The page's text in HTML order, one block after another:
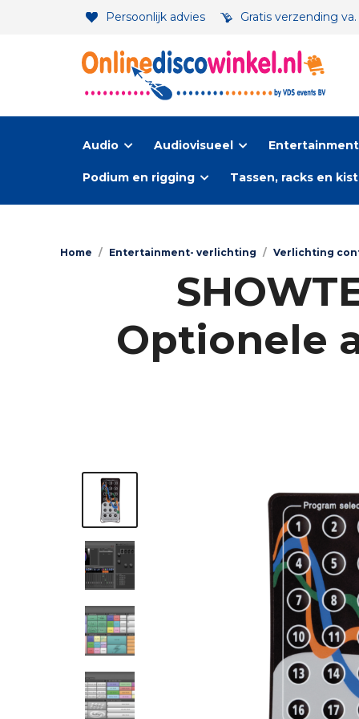
Persoonlijk advies Gratis verzending
Audio Audiovisueel
Podium en rigging Tassen, racks en
Home / Entertainment- verlichting / Verlichting
Optionele